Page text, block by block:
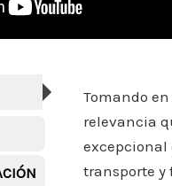
Tomando
relevancia
transporte y